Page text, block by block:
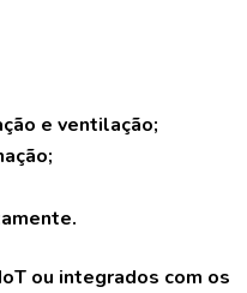
e ventilação;
ou integrados com os